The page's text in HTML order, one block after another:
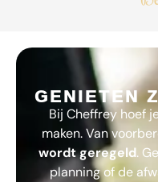
GENIETEN
Bij Cheffrey hoef
maken. Van
wordt geregeld.
planning of de